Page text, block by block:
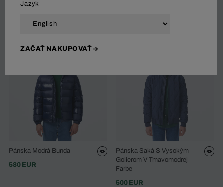
156 Výsledok
Pánska Modrá Bunda
580 EUR
Pánska Saká S Vysokým
Golierom V Tmavomodrej
Farbe
500 EUR
Jazyk
ZAČAŤ NAKUPOVAŤ